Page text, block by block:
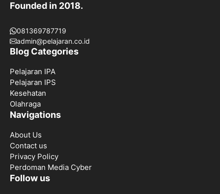
Founded in 2018.
081369787719
admin@pelajaran.co.id
Blog Categories
Pelajaran IPA
Pelajaran IPS
Kesehatan
Olahraga
Navigations
About Us
Contact us
Privacy Policy
Perdoman Media Cyber
Follow us